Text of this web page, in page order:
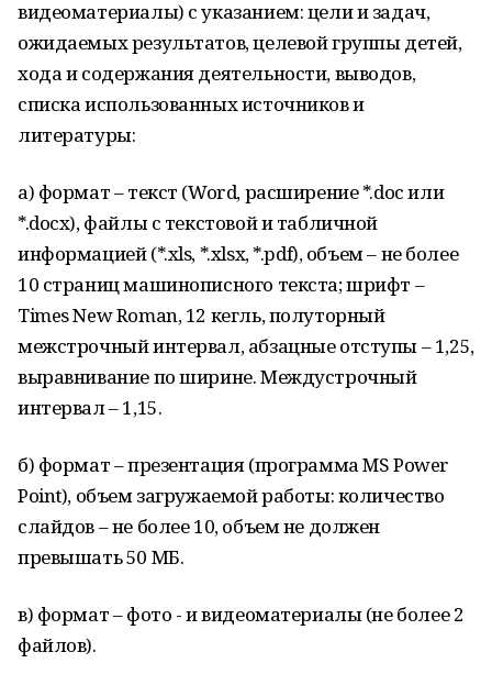
видеоматериалы) с указанием: цели и задач,
ожидаемых результатов, целевой группы детей,
хода и содержания деятельности, выводов,
списка использованных источников и
литературы:
а) формат – текст (Word, расширение *.doc или
*.docx), файлы с текстовой и табличной
информацией (*.xls, *.xlsx, *.pdf), объем – не более
10 страниц машинописного текста; шрифт –
Times New Roman, 12 кегль, полуторный
межстрочный интервал, абзацные отступы – 1,25,
выравнивание по ширине. Междустрочный
интервал – 1,15.
б) формат – презентация (программа MS Power
Point), объем загружаемой работы: количество
слайдов – не более 10, объем не должен
превышать 50 МБ.
в) формат – фото - и видеоматериалы (не более 2
файлов).